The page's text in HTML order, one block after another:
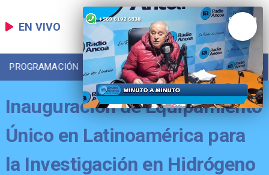
EN VIVO
PROGRAMACIÓN LOCAL DEPORTES
Inauguración de Equipamiento
Único en Latinoamérica para
la Investigación en Hidrógeno